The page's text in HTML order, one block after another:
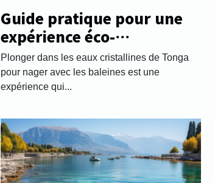
Guide pratique pour une
expérience éco-
responsable en nageant
avec les baleines à Tonga
Plonger dans les eaux cristallines de Tonga
pour nager avec les baleines est une
expérience qui...